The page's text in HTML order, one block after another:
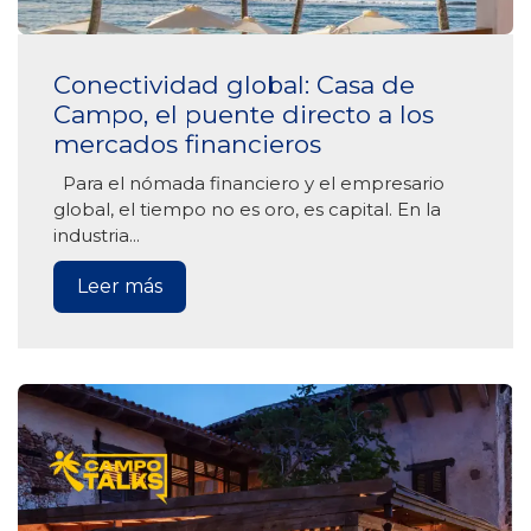
Conectividad global: Casa de
Campo, el puente directo a los
mercados financieros
Para el nómada financiero y el empresario
global, el tiempo no es oro, es capital. En la
industria...
Leer más